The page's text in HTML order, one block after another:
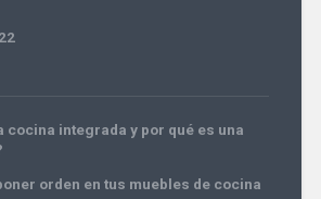
cocina integrada y por qué es una
orden en tus muebles de cocina